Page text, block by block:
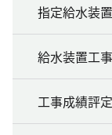
指定給水装
給水装置工
工事成績評